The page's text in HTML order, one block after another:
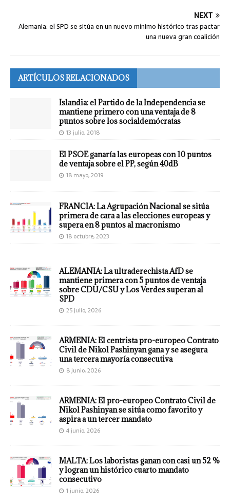
NEXT
Alemania: el SPD se sitúa en un nuevo mínimo histórico tras pactar
una nueva gran coalición
ARTÍCULOS RELACIONADOS
Islandia: el Partido de la Independencia se
mantiene primero con una ventaja de 8
puntos sobre los socialdemócratas
13 julio, 2018
El PSOE ganaría las europeas con 10 puntos
de ventaja sobre el PP, según 40dB
18 mayo, 2019
FRANCIA: La Agrupación Nacional se sitúa
primera de cara a las elecciones europeas y
supera en 8 puntos al macronismo
18 octubre, 2023
ALEMANIA: La ultraderechista AfD se
mantiene primera con 5 puntos de ventaja
sobre CDU/CSU y Los Verdes superan al
SPD
25 julio, 2026
ARMENIA: El centrista pro-europeo Contrato
Civil de Nikol Pashinyan gana y se asegura
una tercera mayoría consecutiva
8 junio, 2026
ARMENIA: El pro-europeo Contrato Civil de
Nikol Pashinyan se sitúa como favorito y
aspira a un tercer mandato
4 junio, 2026
MALTA: Los laboristas ganan con casi un 52 %
y logran un histórico cuarto mandato
consecutivo
1 junio, 2026